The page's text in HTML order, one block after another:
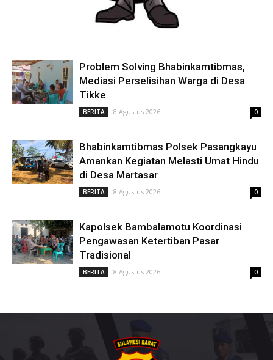
Problem Solving Bhabinkamtibmas,
Mediasi Perselisihan Warga di Desa
Tikke
BERITA 8 Agustus 2026 0
Bhabinkamtibmas Polsek Pasangkayu
Amankan Kegiatan Melasti Umat Hindu
di Desa Martasar
BERITA 8 Agustus 2026 0
Kapolsek Bambalamotu Koordinasi
Pengawasan Ketertiban Pasar
Tradisional
BERITA 8 Agustus 2026 0